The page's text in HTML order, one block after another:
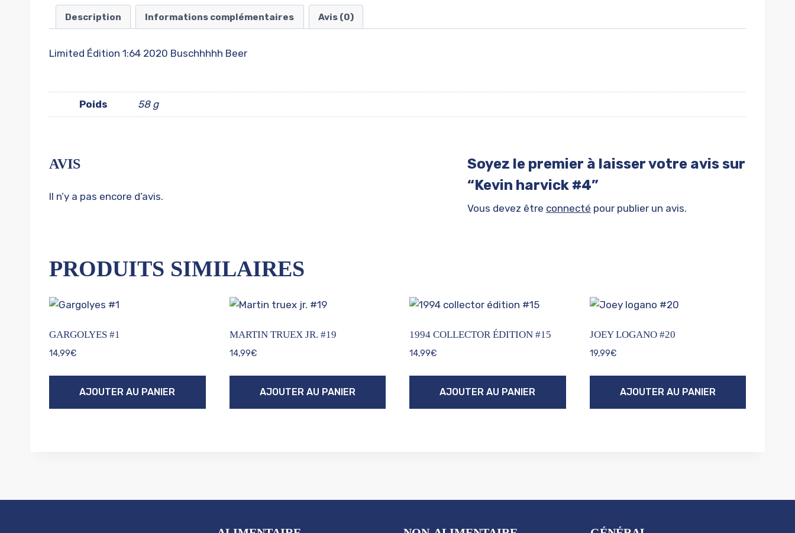
Description Informations complémentaires Avis (0)
Limited Édition 1:64 2020 Buschhhhh Beer
Poids 58 g
AVIS
Il n’y a pas encore d’avis.
Soyez le premier à laisser votre avis sur
“Kevin harvick #4”
Vous devez être connecté pour publier un avis.
PRODUITS SIMILAIRES
GARGOLYES #1
14,99€
AJOUTER AU PANIER
MARTIN TRUEX JR. #19
14,99€
AJOUTER AU PANIER
1994 COLLECTOR ÉDITION #15
14,99€
AJOUTER AU PANIER
JOEY LOGANO #20
19,99€
AJOUTER AU PANIER